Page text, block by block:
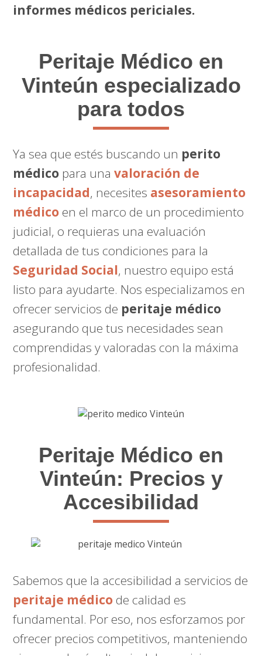
informes médicos periciales.
Peritaje Médico en
Vinteún especializado
para todos
Ya sea que estés buscando un perito
médico para unavaloración de
incapacidad, necesites asesoramiento
médico en el marco de un procedimiento
judicial, o requieras una evaluación
detallada de tus condiciones para la
Seguridad Social, nuestro equipo está
listo para ayudarte. Nos especializamos en
ofrecer servicios de peritaje médico
asegurando que tus necesidades sean
comprendidas y valoradas con la máxima
profesionalidad.
Peritaje Médico en
Vinteún: Precios y
Accesibilidad
Sabemos que la accesibilidad a servicios de
peritaje médico de calidad es
fundamental. Por eso, nos esforzamos por
ofrecer precios competitivos, manteniendo